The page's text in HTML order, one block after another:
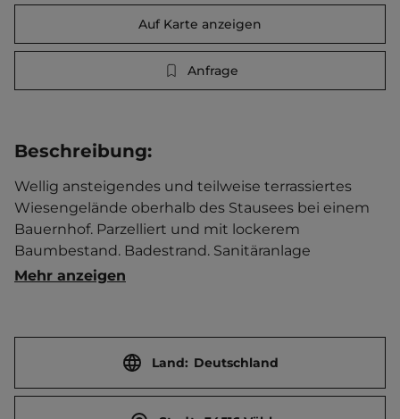
Auf Karte anzeigen
Anfrage
Beschreibung:
Wellig ansteigendes und teilweise terrassiertes
Wiesengelände oberhalb des Stausees bei einem
Bauernhof. Parzelliert und mit lockerem
Baumbestand. Badestrand. Sanitäranlage
beheizbar. Wickelmöglichkeit. Ederseefähranleger.
Brötchenservice. Außenküche. Hundespielplatz.
Defibrillator.   Ort (Herzhausen) 9 km entfernt.
Mehr anzeigen
Land: Deutschland